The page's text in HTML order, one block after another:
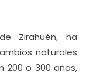
Zirahuén, ha
naturales
200 o 300 años,